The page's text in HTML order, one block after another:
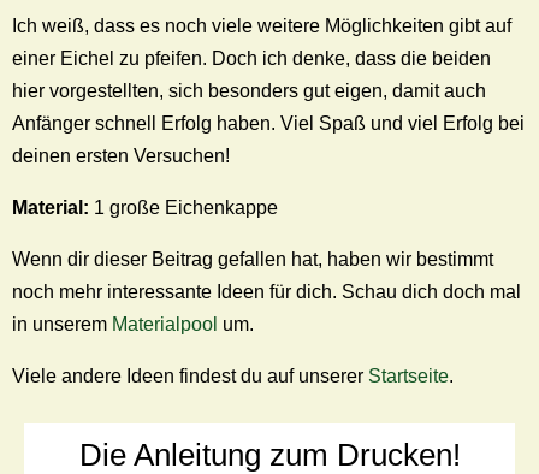
Ich weiß, dass es noch viele weitere Möglichkeiten gibt auf
einer Eichel zu pfeifen. Doch ich denke, dass die beiden
hier vorgestellten, sich besonders gut eigen, damit auch
Anfänger schnell Erfolg haben. Viel Spaß und viel Erfolg bei
deinen ersten Versuchen!
Material: 1 große Eichenkappe
Wenn dir dieser Beitrag gefallen hat, haben wir bestimmt
noch mehr interessante Ideen für dich. Schau dich doch mal
in unserem Materialpool um.
Viele andere Ideen findest du auf unserer Startseite.
Die Anleitung zum Drucken!